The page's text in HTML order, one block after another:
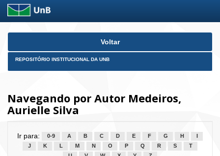
Skip
Voltar
REPOSITÓRIO INSTITUCIONAL DA UNB
Navegando por Autor Medeiros,
Aurielle Silva
Ir para: 0-9 A B C D E F G H
J
K L M N O P Q R S
T